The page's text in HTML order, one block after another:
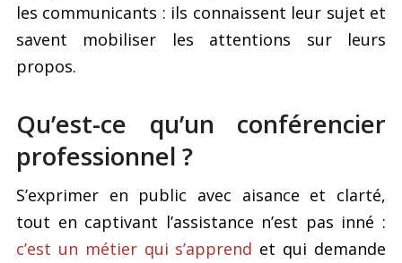
les communicants : ils connaissent leur sujet et
savent mobiliser les attentions sur leurs
propos.
Qu’est-ce qu’un conférencier
professionnel ?
S’exprimer en public avec aisance et clarté,
tout en captivant l’assistance n’est pas inné :
c’est un métier qui s’apprend et qui demande